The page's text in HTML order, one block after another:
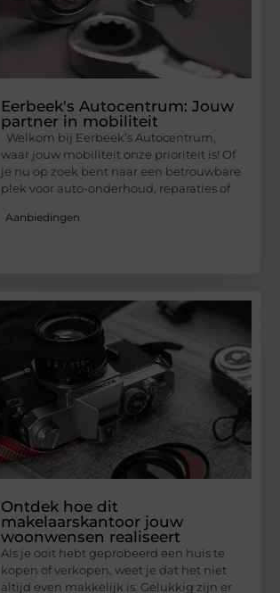
Eerbeek's Autocentrum: Jouw
partner in mobiliteit
Welkom bij Eerbeek’s Autocentrum,
waar jouw mobiliteit onze prioriteit is! Of
je nu op zoek bent naar een betrouwbare
plek voor auto-onderhoud, reparaties of
Aanbiedingen
Ontdek hoe dit
makelaarskantoor jouw
woonwensen realiseert
Als je ooit hebt geprobeerd een huis te
kopen of verkopen, weet je dat het niet
altijd even makkelijk is. Gelukkig zijn er